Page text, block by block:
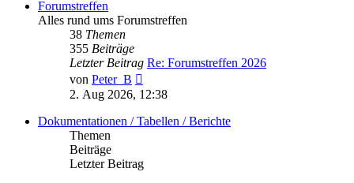
Forumstreffen
Alles rund ums Forumstreffen
38 Themen
355 Beiträge
Letzter Beitrag Re: Forumstreffen 2026
von Peter_B
Beitrag
2. Aug 2026, 12:38
Dokumentationen / Tabellen / Berichte
Themen
Beiträge
Letzter Beitrag